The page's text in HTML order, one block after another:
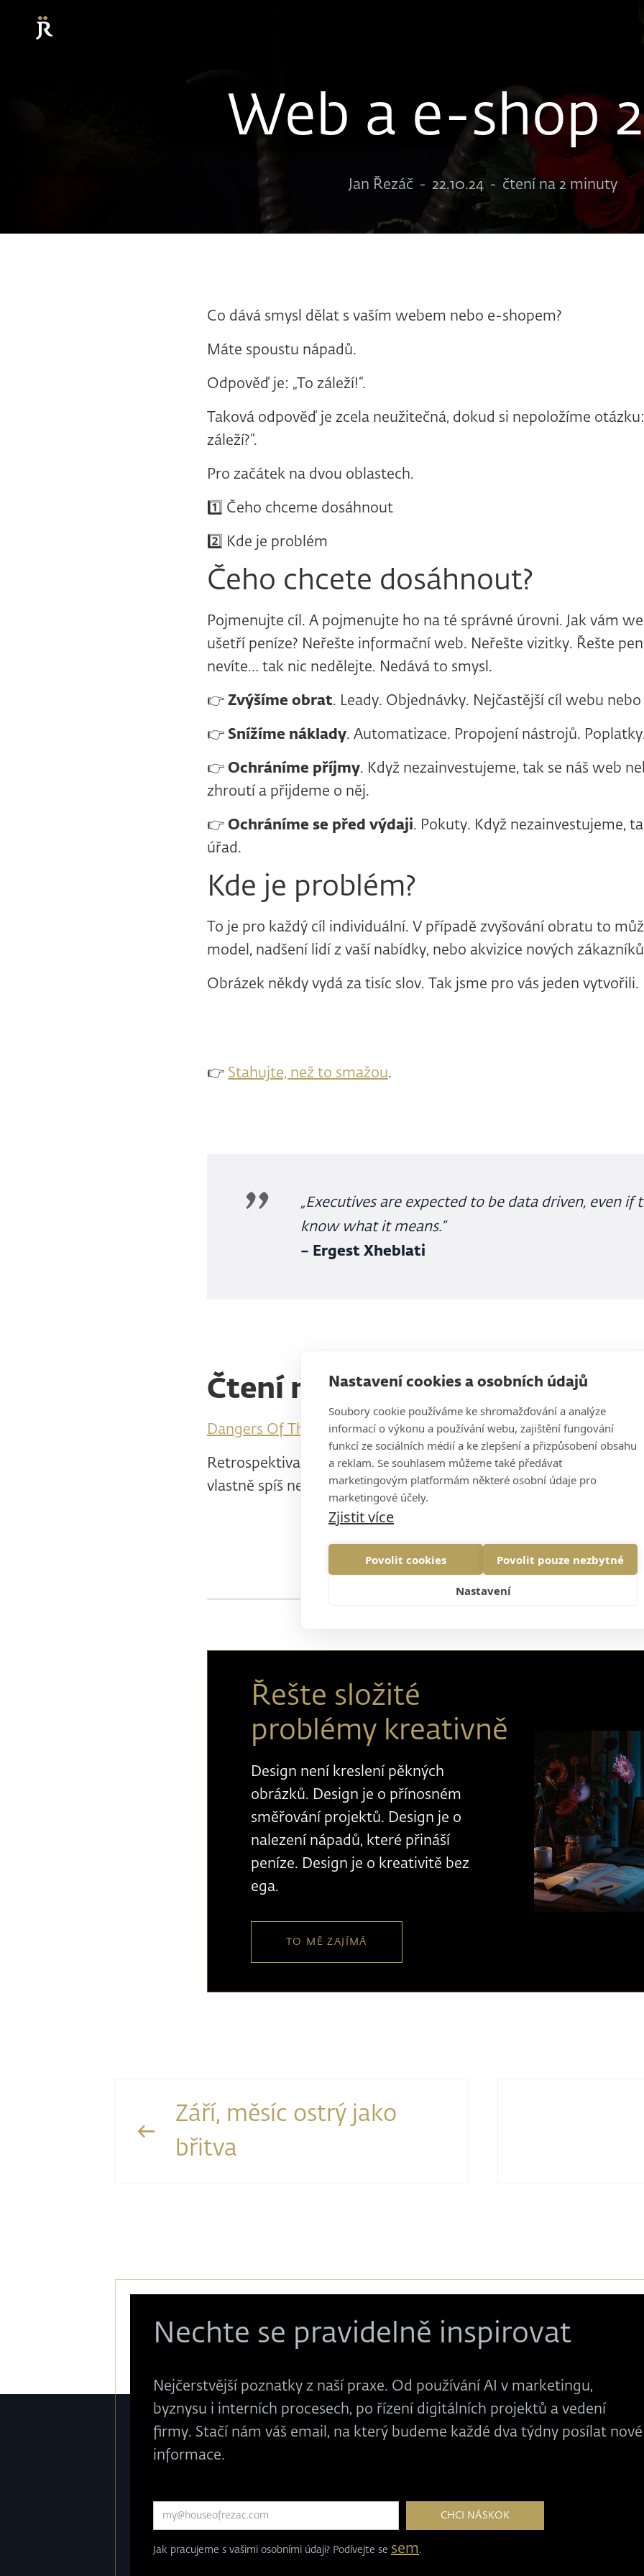
Nastavení cookies a osobních údajů
Soubory cookie používáme ke shromažďování a analýze
informací o výkonu a používání webu, zajištění fungování
funkcí ze sociálních médií a ke zlepšení a přizpůsobení obsahu
a reklam. Se souhlasem můžeme také předávat
marketingovým platformám některé osobní údaje pro
marketingové účely.
Zjistit více
Povolit cookies Povolit pouze nezbytné
Nastavení
Web a e-shop
Jan Řezáč - 22.10.24 - čtení na 2 minuty
Co dává smysl dělat s vaším webem nebo e-shopem?
Máte spoustu nápadů.
Odpověď je: „To záleží!“.
Taková odpověď je zcela neužitečná, dokud si nepoložíme
záleží?“.
Pro začátek na dvou oblastech.
1️⃣ Čeho chceme dosáhnout
2️⃣ Kde je problém
Čeho chcete dosáhnout?
Pojmenujte cíl. A pojmenujte ho na té správné úrovni. Jak vám
ušetří peníze? Neřešte informační web. Neřešte vizitky. Řešte
nevíte… tak nic nedělejte. Nedává to smysl.
👉 Zvýšíme obrat. Leady. Objednávky. Nejčastější cíl webu
👉 Snížíme náklady. Automatizace. Propojení nástrojů.
👉 Ochráníme příjmy. Když nezainvestujeme, tak se náš web
zhroutí a přijdeme o něj.
👉 Ochráníme se před výdaji. Pokuty. Když nezainvestujeme,
úřad.
Kde je problém?
To je pro každý cíl individuální. V případě zvyšování obratu to
model, nadšení lidí z vaší nabídky, nebo akvizice nových
Obrázek někdy vydá za tisíc slov. Tak jsme pro vás jeden vytvořili.
👉 Stahujte, než to smažou.
„Executives are expected to be data driven, even if
know what it means.“
– Ergest Xheblati
Čtení na víkend
Dangers Of The Five Whys
Retrospektiva. Zeptejte se 5× proč! Pomůže vám to… a nebo ne?
vlastně spíš ne.
Řešte složité
problémy kreativně
Design není kreslení pěkných
obrázků. Design je o přínosném
směřování projektů. Design je o
nalezení nápadů, které přináší
peníze. Design je o kreativitě bez
ega.
TO MĚ ZAJÍMÁ
Září, měsíc ostrý jako
břitva
Nechte se pravidelně inspirovat
Nejčerstvější poznatky z naší praxe. Od používání AI v marketingu,
byznysu i interních procesech, po řízení digitálních projektů a vedení
firmy. Stačí nám váš email, na který budeme každé dva týdny posílat nové
informace.
Jak pracujeme s vašimi osobními údaji? Podívejte se sem .